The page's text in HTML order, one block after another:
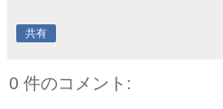
共有
0 件のコメント: